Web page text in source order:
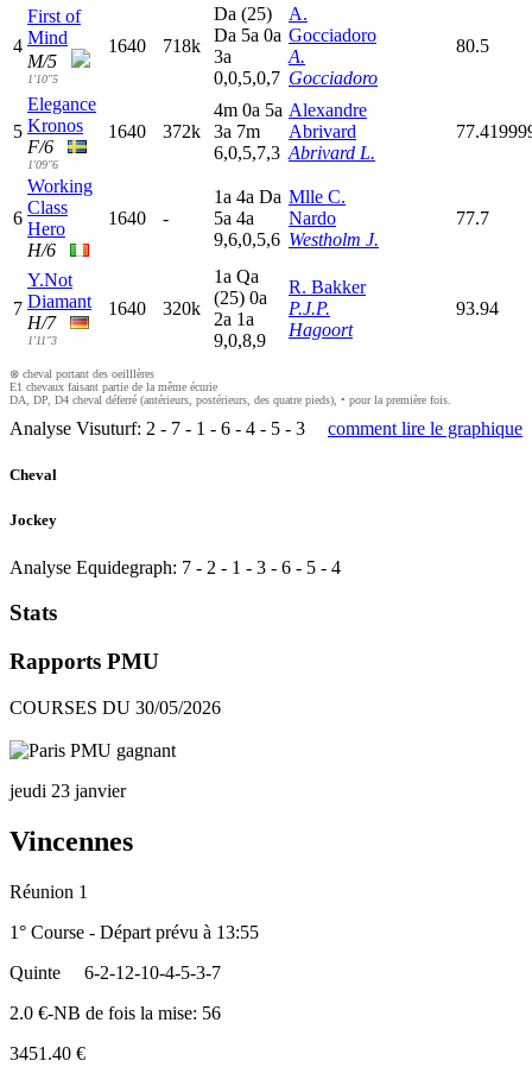
4
First of
Mind
M/5
1'10"5
1640 718k
Da (25)
Da 5a 0a
3a
0,0,5,0,7
A.
Gocciadoro
A.
Gocciadoro
80.5
5
Elegance
Kronos
F/6
1'09"6
1640 372k
4m 0a 5a
3a 7m
6,0,5,7,3
Alexandre
Abrivard
Abrivard L.
6
Working
Class
Hero
H/6
1640 -
1a 4a Da
5a 4a
9,6,0,5,6
Mlle C.
Nardo
Westholm J.
77.7
7
Y.Not
Diamant
H/7
1'11"3
1640 320k
1a Qa
(25) 0a
2a 1a
9,0,8,9
R. Bakker
P.J.P.
Hagoort
93.94
⊗ cheval portant des oeilllères
E1 chevaux faisant partie de la même écurie
DA, DP, D4 cheval déferré (antérieurs, postérieurs, des quatre pieds), • pour la première fois.
Analyse Visuturf: 2 - 7 - 1 - 6 - 4 - 5 - 3 comment lire le graphique
Cheval
Jockey
Analyse Equidegraph: 7 - 2 - 1 - 3 - 6 - 5 - 4
Stats
Rapports PMU
COURSES DU 30/05/2026
jeudi 23 janvier
Vincennes
Réunion 1
1° Course - Départ prévu à 13:55
Quinte
6-2-12-10-4-5-3-7
2.0 €-NB de fois la mise: 56
3451.40 €